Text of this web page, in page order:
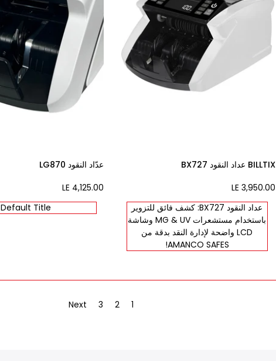
BILLTIX عداد النقود BX727
Sale
LE 3,950.00
عداد النقود BX727: كشف فائق للتزوير
باستخدام مستشعرات MG & UV وشاشة
LCD واضحة لإدارة النقد بدقة من
AMANCO SAFES!
عدّاد النقود LG870
Sale
LE 4,125.00
Default Title
1
2
3
Next